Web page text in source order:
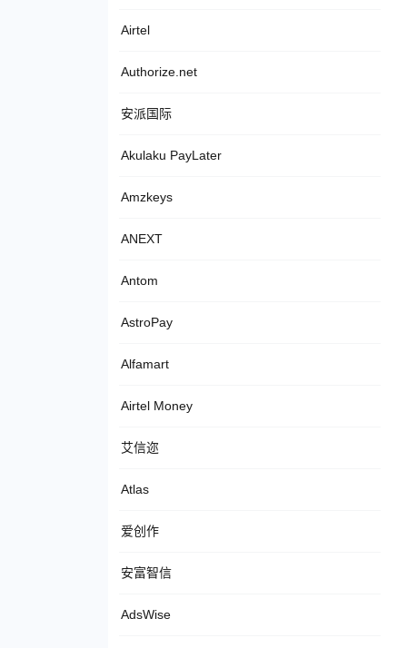
Airtel
Authorize.net
安派国际
Akulaku PayLater
Amzkeys
ANEXT
Antom
AstroPay
Alfamart
Airtel Money
艾信迩
Atlas
爱创作
安富智信
AdsWise